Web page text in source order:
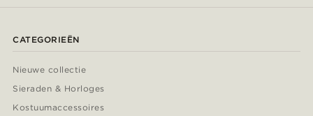
CATEGORIEËN
Nieuwe collectie
Sieraden & Horloges
Kostuumaccessoires